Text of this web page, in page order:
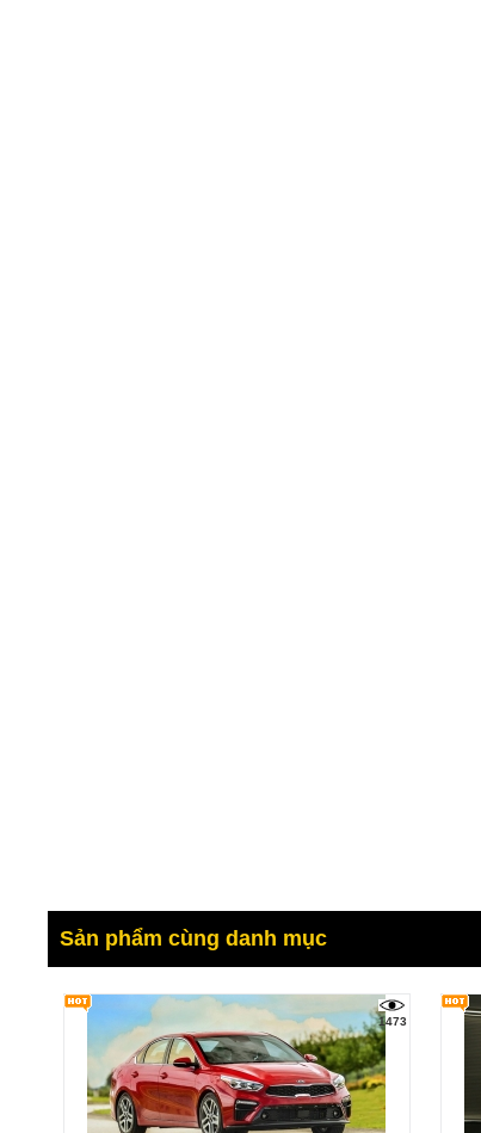
Sản phẩm cùng danh mục
1473